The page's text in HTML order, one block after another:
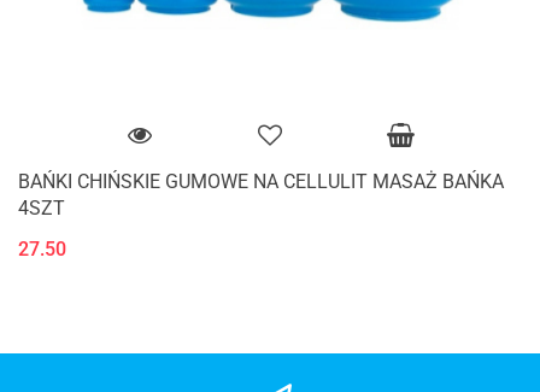
BAŃKI CHIŃSKIE GUMOWE NA CELLULIT MASAŻ BAŃKA
4SZT
27.50